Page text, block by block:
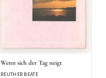
Wenn sich der Tag neigt
REUTHER BEATE